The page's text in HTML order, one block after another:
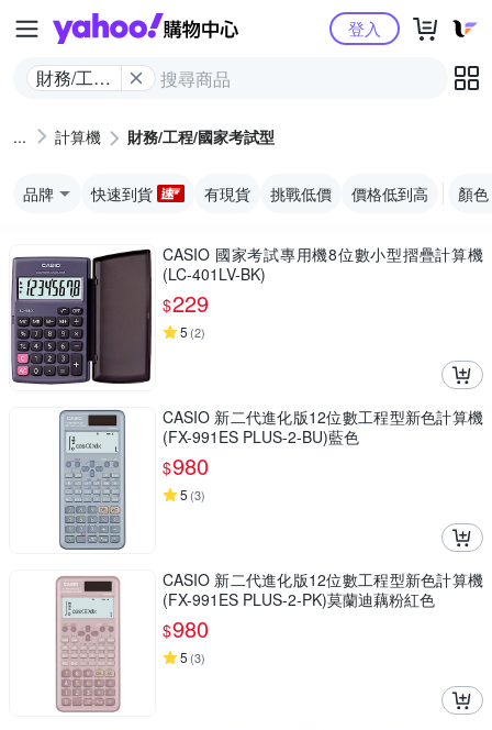
Yahoo購物中心
財務/工程/
型
登入
計算機 財務/工程/國家考試型
品牌 快速到貨 有現貨 挑戰低價 價格低到高 顏色
CASIO 國家考試專用機8位數小型摺疊計算機
(LC-401LV-BK)
$229
5 (2)
CASIO 新二代進化版12位數工程型新色計算機
(FX-991ES PLUS-2-BU)藍色
$980
5 (3)
CASIO 新二代進化版12位數工程型新色計算機
(FX-991ES PLUS-2-PK)莫蘭迪藕粉紅色
$980
5 (3)